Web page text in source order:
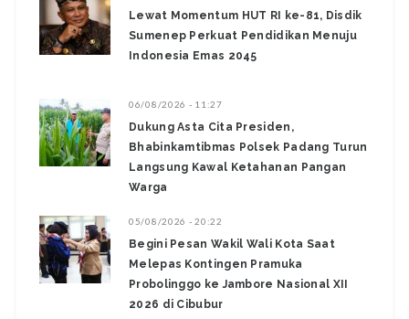
Lewat Momentum HUT RI ke-81, Disdik
Sumenep Perkuat Pendidikan Menuju
Indonesia Emas 2045
06/08/2026 - 11:27
Dukung Asta Cita Presiden,
Bhabinkamtibmas Polsek Padang Turun
Langsung Kawal Ketahanan Pangan
Warga
05/08/2026 - 20:22
Begini Pesan Wakil Wali Kota Saat
Melepas Kontingen Pramuka
Probolinggo ke Jambore Nasional XII
2026 di Cibubur